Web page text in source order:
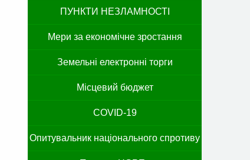
ПУНКТИ НЕЗЛАМНОСТІ
Мери за економічне зростання
Земельні електронні торги
Місцевий бюджет
COVID-19
Опитувальник національного спротиву